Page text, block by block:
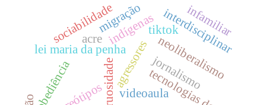
tecnologias do eu
lei maria da penhaagressores neoliberalismo
obediência jornalismo
indígenas
acre interdisciplinar
sociabilidademigração infamiliar
videoaula
tiktok